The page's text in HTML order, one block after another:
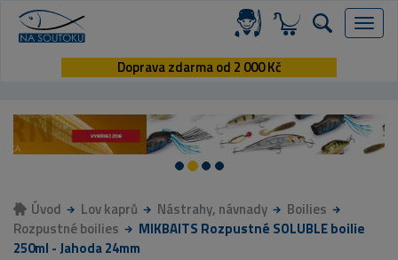
Menu
Doprava zdarma od 2 000 Kč
Úvod Lov kaprů Nástrahy, návnady
Boilies
Rozpustné boilies
MIKBAITS Rozpustné SOLUBLE boilie
250ml - Jahoda 24mm